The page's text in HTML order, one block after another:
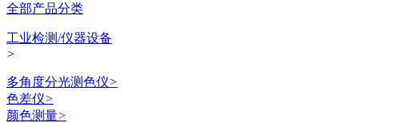
全部产品分类
工业检测/仪器设备
>
多角度分光测色仪>
色差仪>
颜色测量>